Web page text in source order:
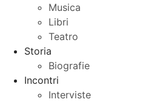
Musica
Libri
Teatro
Storia
Biografie
Incontri
Interviste